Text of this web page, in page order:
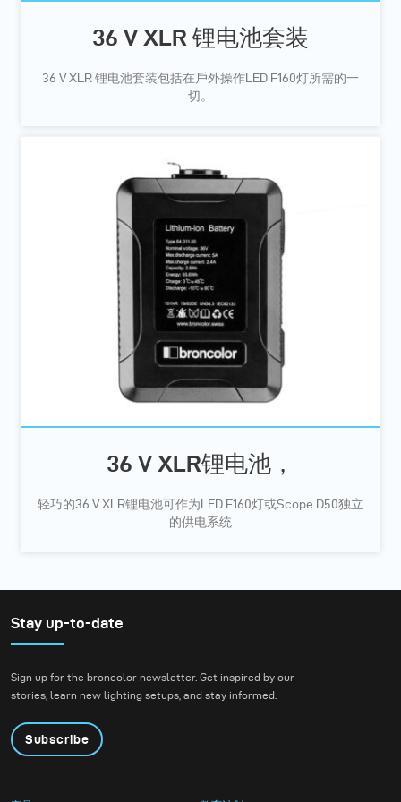
36 V XLR 锂电池套装
36 V XLR 锂电池套装包括在戶外操作LED F160灯所需的一
切。
36 V XLR锂电池，
轻巧的36 V XLR锂电池可作为LED F160灯或Scope D50独立
的供电系统
Stay up-to-date
Sign up for the broncolor newsletter. Get inspired by our
stories, learn new lighting setups, and stay informed.
Subscribe